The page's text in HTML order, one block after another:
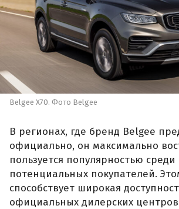
Belgee X70. Фото Belgee
В регионах, где бренд Belgee
официально, он максимально
пользуется популярностью
потенциальных покупателей.
способствует широкая
официальных дилерских